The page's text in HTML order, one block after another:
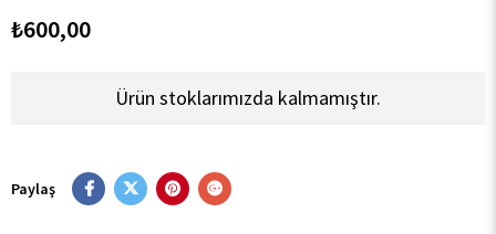
₺600,00
Ürün stoklarımızda kalmamıştır.
Paylaş